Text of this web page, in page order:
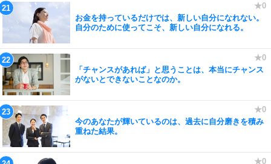
お金を持っているだけでは、新しい自分になれない。
自分のために使ってこそ、新しい自分になれる。
「チャンスがあれば」と思うことは、本当にチャンス
がないとできないことなのか。
今のあなたが輝いているのは、過去に自分磨きを積み
重ねた結果。